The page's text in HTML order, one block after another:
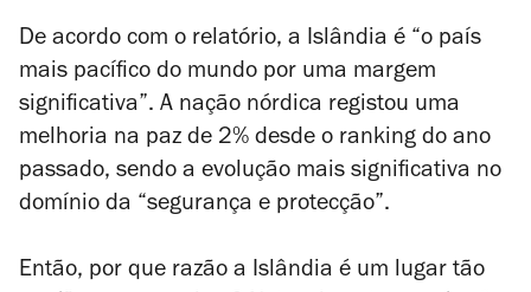
De acordo com o relatório, a Islândia é “o país
mais pacífico do mundo por uma margem
significativa”. A nação nórdica registou uma
melhoria na paz de 2% desde o ranking do ano
passado, sendo a evolução mais significativa no
domínio da “segurança e protecção”.
Então, por que razão a Islândia é um lugar tão